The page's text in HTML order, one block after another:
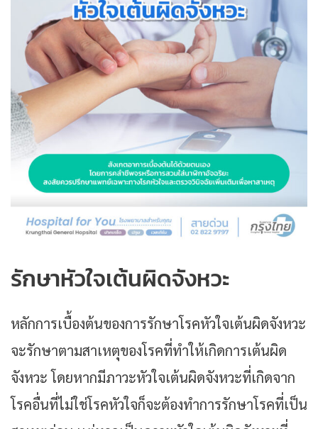
รักษาหัวใจเต้นผิดจังหวะ
หลักการเบื้องต้นของการรักษาโรคหัวใจเต้นผิดจังหวะ
จะรักษาตามสาเหตุของโรคที่ทำให้เกิดการเต้นผิด
จังหวะ โดยหากมีภาวะหัวใจเต้นผิดจังหวะที่เกิดจาก
โรคอื่นที่ไม่ใช่โรคหัวใจก็จะต้องทำการรักษาโรคที่เป็น